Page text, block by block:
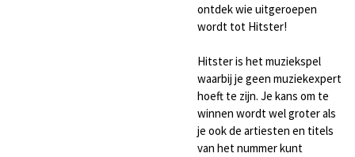
ontdek wie uitgeroepen
wordt tot Hitster!
Hitster is het muziekspel
waarbij je geen muziekexpert
hoeft te zijn. Je kans om te
winnen wordt wel groter als
je ook de artiesten en titels
van het nummer kunt